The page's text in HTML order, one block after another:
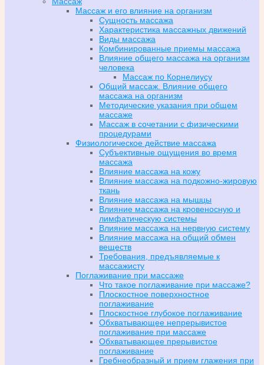
Массаж и его влияние на организм
Сущность массажа
Характеристика массажных движений
Виды массажа
Комбинированные приемы массажа
Влияние общего массажа на организм
человека
Массаж по Корнелиусу
Общий массаж. Влияние общего
массажа на организм
Методические указания при общем
массаже
Массаж в сочетании с физическими
процедурами
Физиологическое действие массажа
Субъективные ощущения во время
массажа
Влияние массажа на кожу
Влияние массажа на подкожно-жировую
ткань
Влияние массажа на мышцы
Влияние массажа на кровеносную и
лимфатическую системы
Влияние массажа на нервную систему
Влияние массажа на общий обмен
веществ
Требования, предъявляемые к
массажисту
Поглаживание при массаже
Что такое поглаживание при массаже?
Плоскостное поверхностное
поглаживание
Плоскостное глубокое поглаживание
Обхватывающее непрерывистое
поглаживание при массаже
Обхватывающее прерывистое
поглаживание
Гребнеобразный и прием глажения при